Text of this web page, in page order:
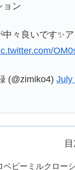
ョン
中々良いです✨
(@zimiko4)July
ベビーミルクロー